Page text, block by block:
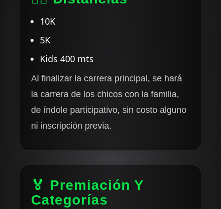
10K
5K
Kids 400 mts
Al finalizar la carrera principal, se hará
la carrera de los chicos con la familia,
de índole participativo, sin costo alguno
ni inscripción previa.
🏅 Premiación Y
Categorías